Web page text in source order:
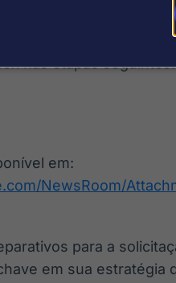
elevados
estabelece uma
nas etapas seguintes.
em:
NewsRoom/